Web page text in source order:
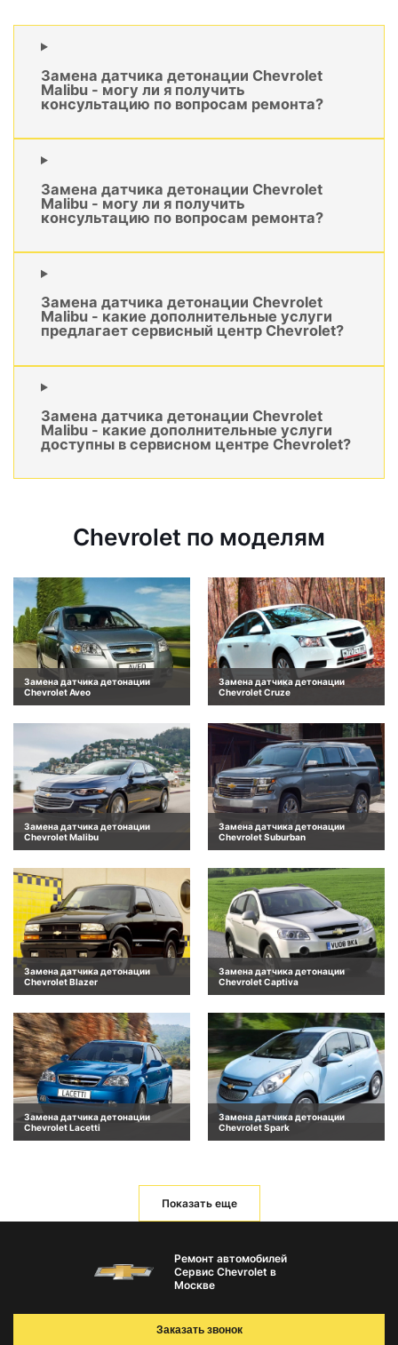
Замена датчика детонации Chevrolet
Malibu - могу ли я получить
консультацию по вопросам ремонта?
Замена датчика детонации Chevrolet
Malibu - могу ли я получить
консультацию по вопросам ремонта?
Замена датчика детонации Chevrolet
Malibu - какие дополнительные услуги
предлагает сервисный центр Chevrolet?
Замена датчика детонации Chevrolet
Malibu - какие дополнительные услуги
доступны в сервисном центре Chevrolet?
Chevrolet по моделям
Замена датчика детонации
Chevrolet Aveo
Замена датчика детонации
Chevrolet Cruze
Замена датчика детонации
Chevrolet Malibu
Замена датчика детонации
Chevrolet Suburban
Замена датчика детонации
Chevrolet Blazer
Замена датчика детонации
Chevrolet Captiva
Замена датчика детонации
Chevrolet Lacetti
Замена датчика детонации
Chevrolet Spark
Показать еще
Ремонт автомобилей
Сервис Chevrolet в
Москве
Заказать звонок